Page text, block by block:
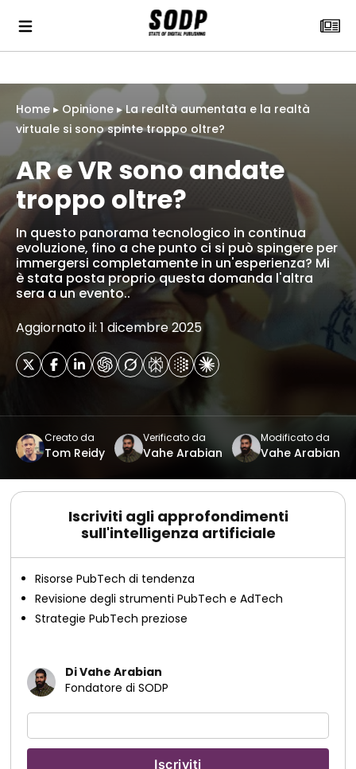
Home▸ Opinione ▸La realtà aumentata e la realtà
virtuale si sono spinte troppo oltre?
AR e VR sono andate
troppo oltre?
In questo panorama tecnologico in continua
evoluzione, fino a che punto ci si può spingere per
immergersi completamente in un'esperienza? Mi
è stata posta proprio questa domanda l'altra
sera a un evento..
Aggiornato il: 1 dicembre 2025
Creato da
Tom Reidy
Verificato da
Vahe Arabian
Modificato da
Vahe Arabian
Iscriviti agli approfondimenti
sull'intelligenza artificiale
Risorse PubTech di tendenza
Revisione degli strumenti PubTech e AdTech
Strategie PubTech preziose
Di Vahe Arabian
Fondatore di SODP